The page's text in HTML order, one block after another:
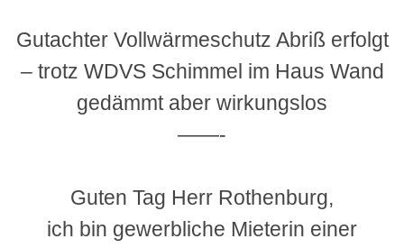
Gutachter Vollwärmeschutz Abriß erfolgt
– trotz WDVS Schimmel im Haus Wand
gedämmt aber wirkungslos
——-
Guten Tag Herr Rothenburg,
ich bin gewerbliche Mieterin einer